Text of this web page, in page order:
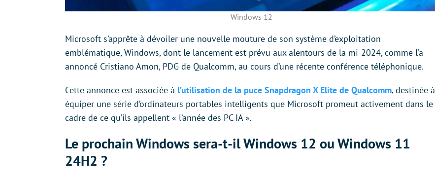
Windows 12
Microsoft s’apprête à dévoiler une nouvelle mouture de son système d’exploitation
emblématique, Windows, dont le lancement est prévu aux alentours de la mi-2024, comme l’a
annoncé Cristiano Amon, PDG de Qualcomm, au cours d’une récente conférence téléphonique.
Cette annonce est associée à l’utilisation de la puce Snapdragon X Elite de Qualcomm, destinée à
équiper une série d’ordinateurs portables intelligents que Microsoft promeut activement dans le
cadre de ce qu’ils appellent « l’année des PC IA ».
Le prochain Windows sera-t-il Windows 12 ou Windows 11
24H2 ?